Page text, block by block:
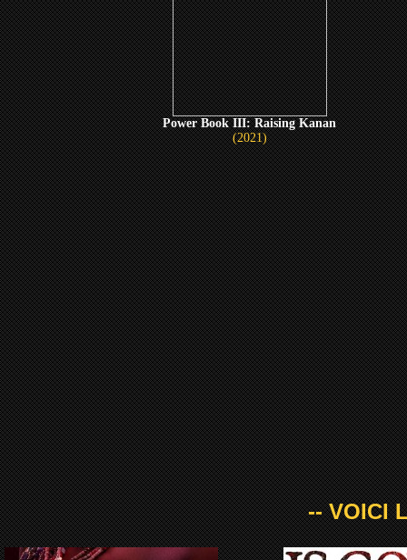
Power Book III: Raising Kanan
(2021)
-- VOICI